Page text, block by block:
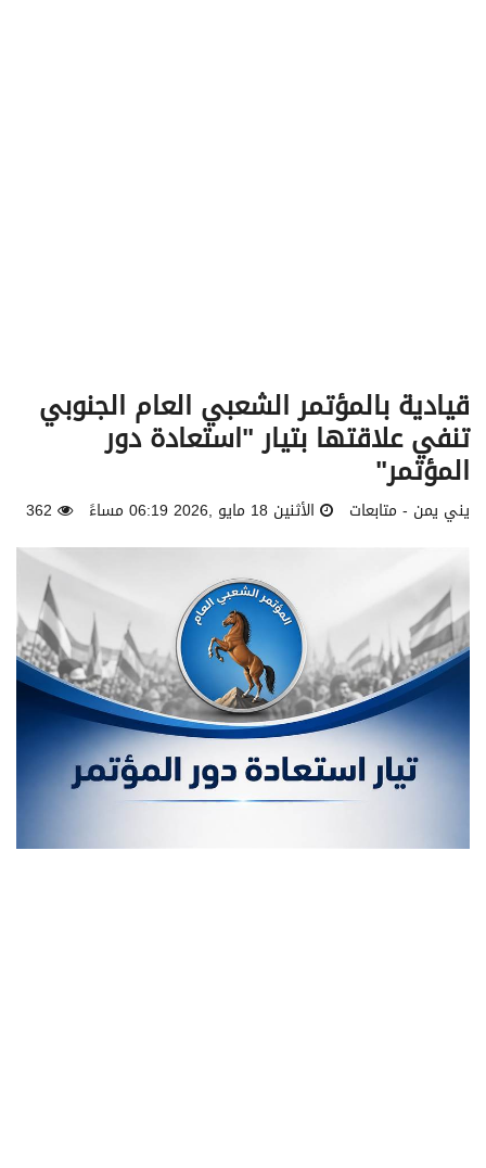
قيادية بالمؤتمر الشعبي العام الجنوبي
تنفي علاقتها بتيار "استعادة دور
المؤتمر"
يني يمن - متابعات الأثنين 18 مايو ,2026 06:19 مساءً 362